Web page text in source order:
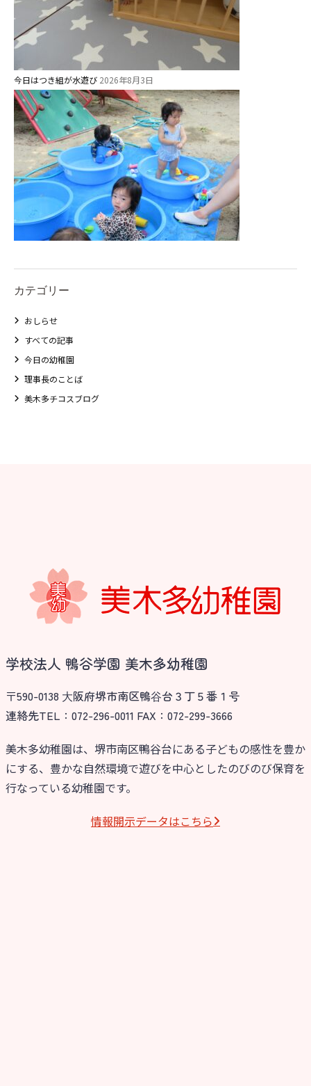
今日はつき組が水遊び 2026年8月3日
カテゴリー
おしらせ
すべての記事
今日の幼稚園
理事長のことば
美木多チコスブログ
学校法人 鴨谷学園 美木多幼稚園
〒590-0138 ⼤阪府堺市南区鴨⾕台３丁５番１号
連絡先TEL：072-296-0011 FAX：072-299-3666
美木多幼稚園は、堺市南区鴨谷台にある子どもの感性を豊か
にする、豊かな自然環境で遊びを中心としたのびのび保育を
行なっている幼稚園です。
情報開⽰データはこちら